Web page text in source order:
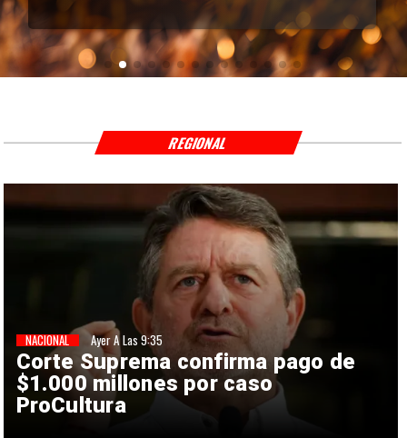
Corte Suprema confirma pago de
$1.000 millones por caso
ProCultura
NACIONAL Ayer A Las 9:35
REGIONAL